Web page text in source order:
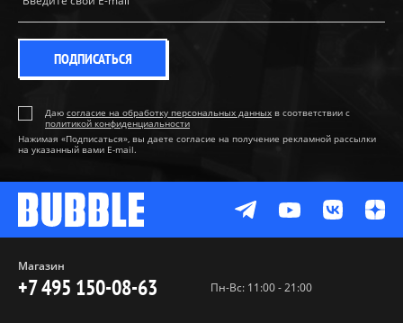
ПОДПИСАТЬСЯ
Даю согласие на обработку персональных данных в соответствии с
политикой конфиденциальности
Нажимая «Подписаться», вы даете согласие на получение рекламной рассылки
на указанный вами E-mail.
Магазин
+7 495 150-08-63 Пн-Вс: 11:00 - 21:00